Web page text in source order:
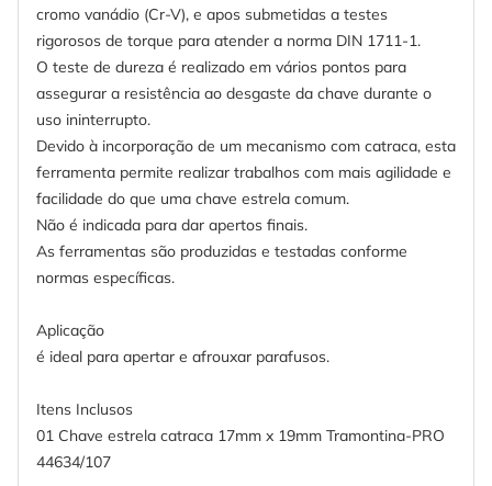
cromo vanádio (Cr-V), e apos submetidas a testes
rigorosos de torque para atender a norma DIN 1711-1.
O teste de dureza é realizado em vários pontos para
assegurar a resistência ao desgaste da chave durante o
uso ininterrupto.
Devido à incorporação de um mecanismo com catraca, esta
ferramenta permite realizar trabalhos com mais agilidade e
facilidade do que uma chave estrela comum.
Não é indicada para dar apertos finais.
As ferramentas são produzidas e testadas conforme
normas específicas.
Aplicação
é ideal para apertar e afrouxar parafusos.
Itens Inclusos
01 Chave estrela catraca 17mm x 19mm Tramontina-PRO
44634/107